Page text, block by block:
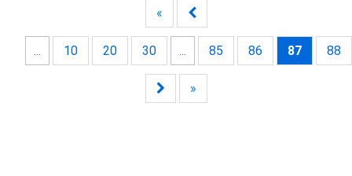
«
... 10 20 30 ... 85 86 87 88
»